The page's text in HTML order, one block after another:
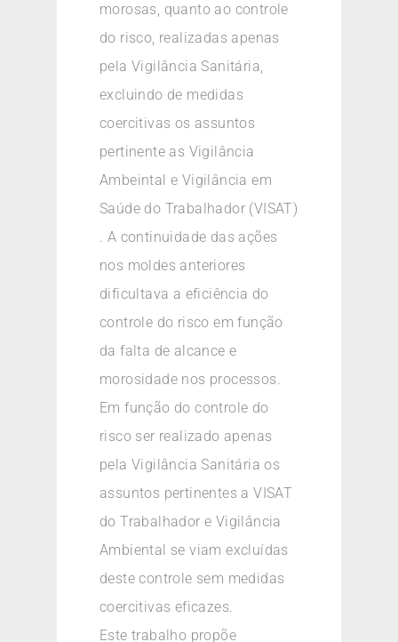
morosas, quanto ao controle
do risco, realizadas apenas
pela Vigilância Sanitária,
excluindo de medidas
coercitivas os assuntos
pertinente as Vigilância
Ambeintal e Vigilância em
Saúde do Trabalhador (VISAT)
. A continuidade das ações
nos moldes anteriores
dificultava a eficiência do
controle do risco em função
da falta de alcance e
morosidade nos processos.
Em função do controle do
risco ser realizado apenas
pela Vigilância Sanitária os
assuntos pertinentes a VISAT
do Trabalhador e Vigilância
Ambiental se viam excluídas
deste controle sem medidas
coercitivas eficazes.
Este trabalho propõe